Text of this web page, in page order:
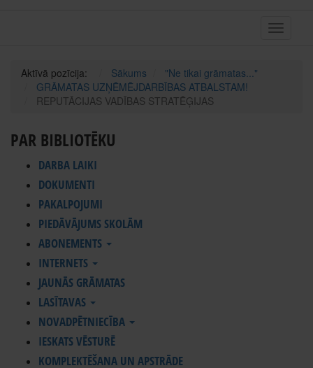
Toggle
Aktīvā pozīcija: Sākums
"Ne tikai grāmatas..."
GRĀMATAS UZŅĒMĒJDARBĪBAS ATBALSTAM!
REPUTĀCIJAS VADĪBAS STRATĒĢIJAS
PAR BIBLIOTĒKU
DARBA LAIKI
DOKUMENTI
PAKALPOJUMI
PIEDĀVĀJUMS SKOLĀM
ABONEMENTS
INTERNETS
JAUNĀS GRĀMATAS
LASĪTAVAS
NOVADPĒTNIECĪBA
IESKATS VĒSTURĒ
KOMPLEKTĒŠANA UN APSTRĀDE